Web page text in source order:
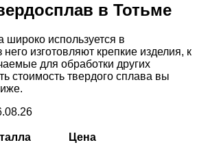
в Тотьме
широко используется в
изготовляют крепкие изделия, к
для обработки других
стоимость твердого сплава вы
Цена